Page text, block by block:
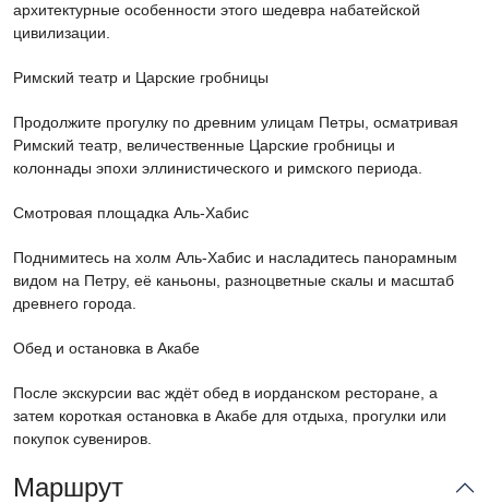
архитектурные особенности этого шедевра набатейской
цивилизации.
Римский театр и Царские гробницы
Продолжите прогулку по древним улицам Петры, осматривая
Римский театр, величественные Царские гробницы и
колоннады эпохи эллинистического и римского периода.
Смотровая площадка Аль-Хабис
Поднимитесь на холм Аль-Хабис и насладитесь панорамным
видом на Петру, её каньоны, разноцветные скалы и масштаб
древнего города.
Обед и остановка в Акабе
После экскурсии вас ждёт обед в иорданском ресторане, а
затем короткая остановка в Акабе для отдыха, прогулки или
покупок сувениров.
Маршрут